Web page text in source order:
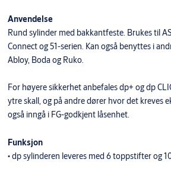
Anvendelse
Rund sylinder med bakkantfeste. Brukes til
Connect og 51-serien. Kan også benyttes i
Abloy, Boda og Ruko.
For høyere sikkerhet anbefales dp+ og dp
ytre skall, og på andre dører hvor det kreves
også inngå i FG-godkjent låsenhet.
Funksjon
• dp sylinderen leveres med 6 toppstifter og